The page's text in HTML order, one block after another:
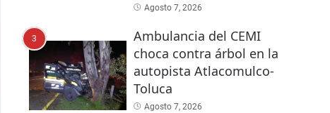
Agosto 7, 2026
3
Ambulancia del CEMI
choca contra árbol en la
autopista Atlacomulco-
Toluca
Agosto 7, 2026